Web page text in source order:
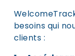
besoins qui
clients :